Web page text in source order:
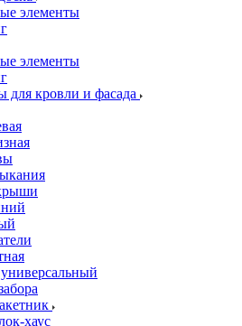
элементы
элементы
для кровли и фасада
хаус